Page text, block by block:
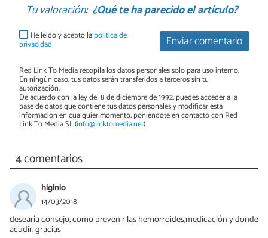
Tu valoración: ¿Qué te ha parecido el artículo?
Enviar comentario
He leído y acepto lapolítica de
privacidad
Red Link To Media recopila los datos personales solo para uso interno.
En ningún caso, tus datos serán transferidos a terceros sin tu
autorización.
De acuerdo con la ley del 8 de diciembre de 1992, puedes acceder a la
base de datos que contiene tus datos personales y modificar esta
información en cualquier momento, poniéndote en contacto con Red
Link To Media SL (info@linktomedia.net)
4 comentarios
higinio
14/03/2018
desearía consejo, como prevenir las hemorroides,medicación y donde
acudir, gracias